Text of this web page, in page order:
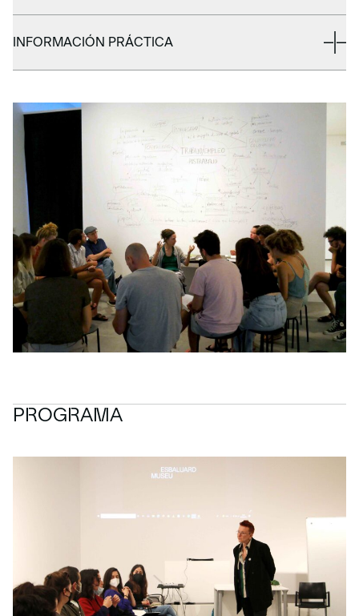
INFORMACIÓN PRÁCTICA
PROGRAMA